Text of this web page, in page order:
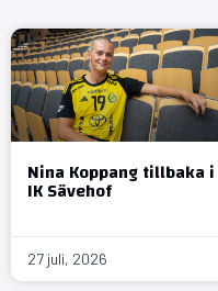
Nina Koppang tillbaka i
IK Sävehof
27 juli, 2026